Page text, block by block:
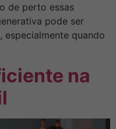
de perto essas
pode ser
especialmente quando
na